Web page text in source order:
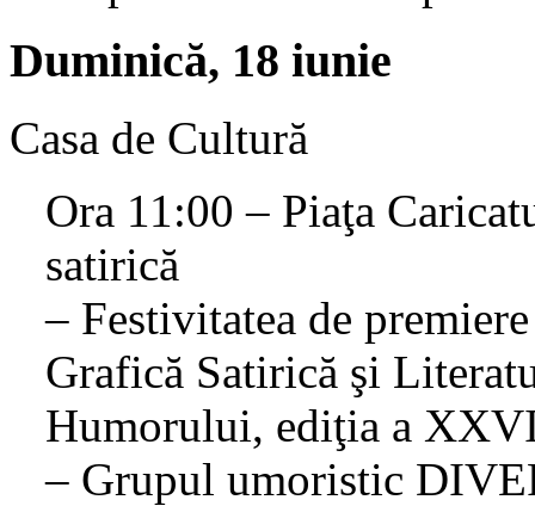
Duminică, 18 iunie
Casa de Cultură
Ora 11:00 – Piaţa
satirică
– Festivitatea de
Grafică Satirică şi
Humorului, ediţia a
– Grupul umoristic